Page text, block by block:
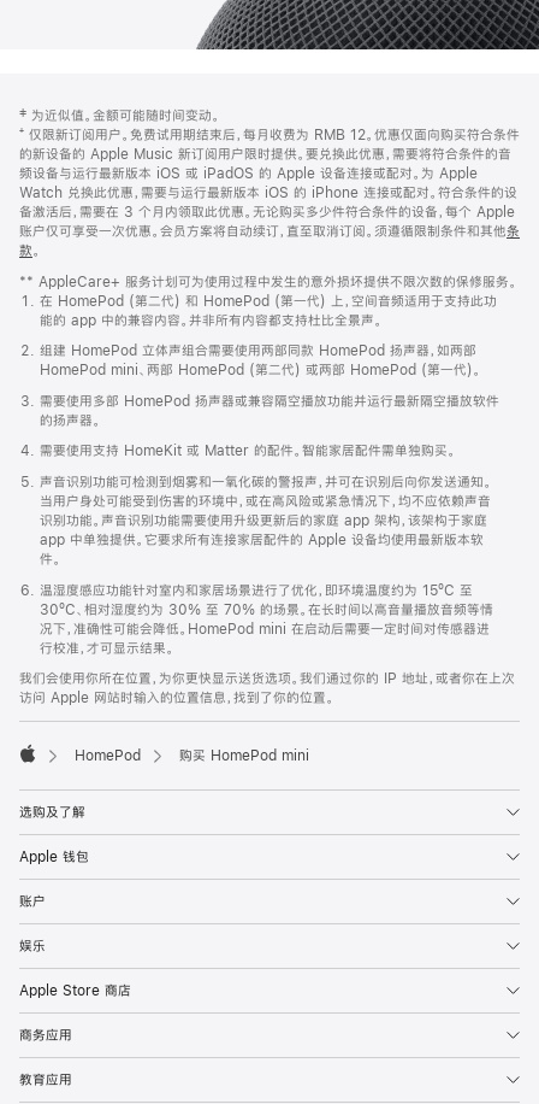
页
页
脚
注
‡ 为近似值。金额可能随时间变动。
⁺ 仅限新订阅用户。免费试用期结束后，每月收费为 RMB 12。优惠仅面向购买符合条件
的新设备的 Apple Music 新订阅用户限时提供。要兑换此优惠，需要将符合条件的音
频设备与运行最新版本 iOS 或 iPadOS 的 Apple 设备连接或配对。为 Apple
Watch 兑换此优惠，需要与运行最新版本 iOS 的 iPhone 连接或配对。符合条件的设
备激活后，需要在 3 个月内领取此优惠。无论购买多少件符合条件的设备，每个 Apple
账户仅可享受一次优惠。会员方案将自动续订，直至取消订阅。须遵循限制条件和其他条
款。
窗
口
中
打
开)
** AppleCare+ 服务计划可为使用过程中发生的意外损坏提供不限次数的保修服务。
在 HomePod (第二代) 和 HomePod (第一代) 上，空间音频适用于支持此功
能的 app 中的兼容内容。并非所有内容都支持杜比全景声。
组建 HomePod 立体声组合需要使用两部同款 HomePod 扬声器，如两部
HomePod mini、两部 HomePod (第二代) 或两部 HomePod (第一代)。
需要使用多部 HomePod 扬声器或兼容隔空播放功能并运行最新隔空播放软件
的扬声器。
需要使用支持 HomeKit 或 Matter 的配件。智能家居配件需单独购买。
声音识别功能可检测到烟雾和一氧化碳的警报声，并可在识别后向你发送通知。
当用户身处可能受到伤害的环境中，或在高风险或紧急情况下，均不应依赖声音
识别功能。声音识别功能需要使用升级更新后的家庭 app 架构，该架构于家庭
app 中单独提供。它要求所有连接家居配件的 Apple 设备均使用最新版本软
件。
温湿度感应功能针对室内和家居场景进行了优化，即环境温度约为 15ºC 至
30ºC、相对湿度约为 30% 至 70% 的场景。在长时间以高音量播放音频等情
况下，准确性可能会降低。HomePod mini 在启动后需要一定时间对传感器进
行校准，才可显示结果。
我们会使用你所在位置，为你更快显示送货选项。我们通过你的 IP 地址，或者你在上次
访问 Apple 网站时输入的位置信息，找到了你的位置。
HomePod 购买 HomePod mini
选购及了解
Apple 钱包
账户
娱乐
Apple Store 商店
商务应用
教育应用